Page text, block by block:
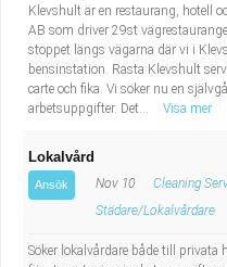
Klevshult är en restaurang, hotell
AB som driver 29st
stoppet längs vägarna där vi i
bensinstation. Rasta Klevshult
carte och fika. Vi söker nu en
arbetsuppgifter. Det...
Visa mer
Lokalvård
Ansök Nov 10
Cleaning
Städare/Lokalvårdare
Söker lokalvårdare både till privata